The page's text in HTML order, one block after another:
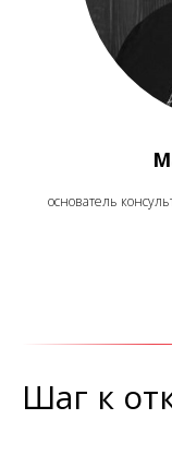
основатель
Шаг к